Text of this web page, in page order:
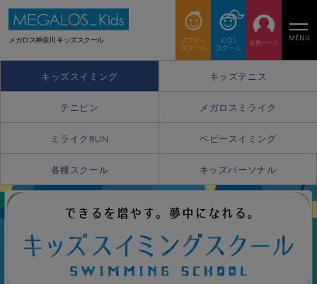
メガロス神奈川 キッズスクール MENU
キッズスイミング キッズテニス
テニピン メガロスミライク
ミライクRUN ベビースイミング
各種スクール キッズパーソナル